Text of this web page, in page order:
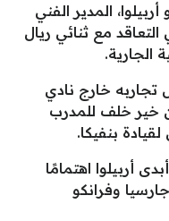
المدير الفني
مع ثنائي ريال
الجارية.
تجاربه خارج نادي
خير خلف للمدرب
بنفيكا.
أربيلوا اهتمامًا
وفرانكو